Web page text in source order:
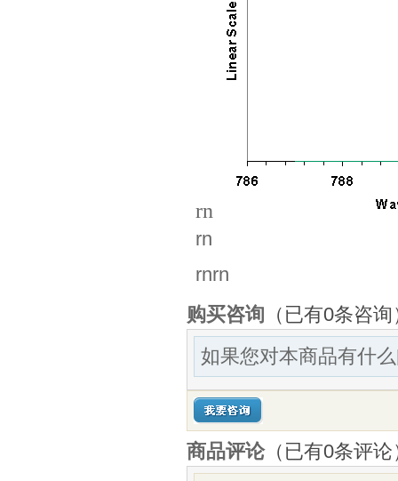
rn
rn
rnrn
购买咨询 （已有0条咨
如果您对本商品有什
商品评论（已有0条评论